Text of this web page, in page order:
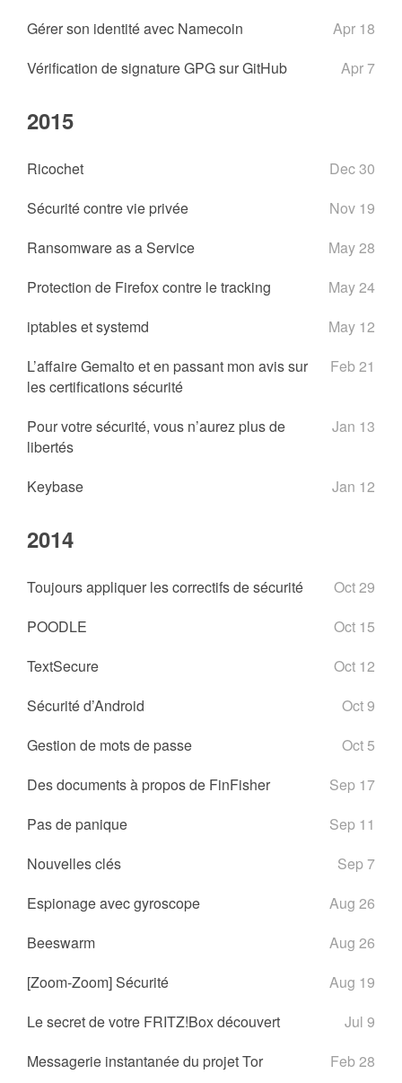
Gérer son identité avec Namecoin
Apr 18
Vérification de signature GPG sur GitHub
Apr 7
2015
Ricochet
Dec 30
Sécurité contre vie privée
Nov 19
Ransomware as a Service
May 28
Protection de Firefox contre le tracking
May 24
iptables et systemd
May 12
L’affaire Gemalto et en passant mon avis sur
les certifications sécurité
Feb 21
Pour votre sécurité, vous n’aurez plus de
libertés
Jan 13
Keybase Jan 12
2014
Toujours appliquer les correctifs de sécurité
Oct 29
POODLE
Oct 15
TextSecure
Oct 12
Sécurité d’Android
Oct 9
Gestion de mots de passe
Oct 5
Des documents à propos de FinFisher
Sep 17
Pas de panique
Sep 11
Nouvelles clés
Sep 7
Espionage avec gyroscope
Aug 26
Beeswarm
Aug 26
[Zoom-Zoom] Sécurité
Aug 19
Le secret de votre FRITZ!Box découvert
Jul 9
Messagerie instantanée du projet Tor
Feb 28